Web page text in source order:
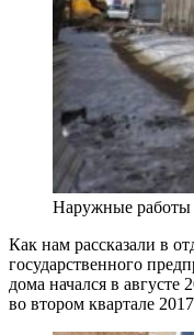
Наружные работы
Как нам рассказали в
государственного
дома начался в августе
во втором квартале